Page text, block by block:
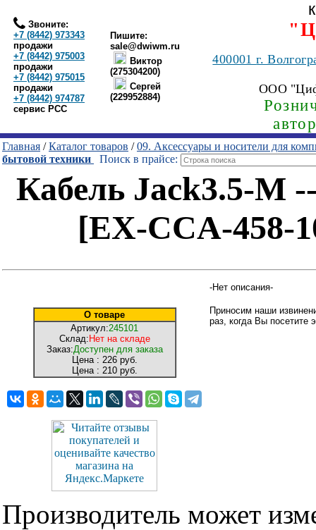
Звоните:
+7 (8442) 973343
продажи
+7 (8442) 975003
продажи
+7 (8442) 975015
продажи
+7 (8442) 974787
сервис РСС
Пишите:
sale@dwiwm.ru
Виктор
(275304200)
Сергей
(229952884)
400001г.
ООО
Главная /Каталог товаров /09. Аксессуары и носители для
бытовой техники
Поиск в прайсе:
Кабель Jack3.5-M
[EX-CCA-458-
О товаре
Артикул:245101
Склад: Нет на складе
Заказ:Доступен для заказа
Цена : 226 руб.
Цена : 210 руб.
-Нет описания-
Приносим наши
раз, когда Вы посетите
Производитель может